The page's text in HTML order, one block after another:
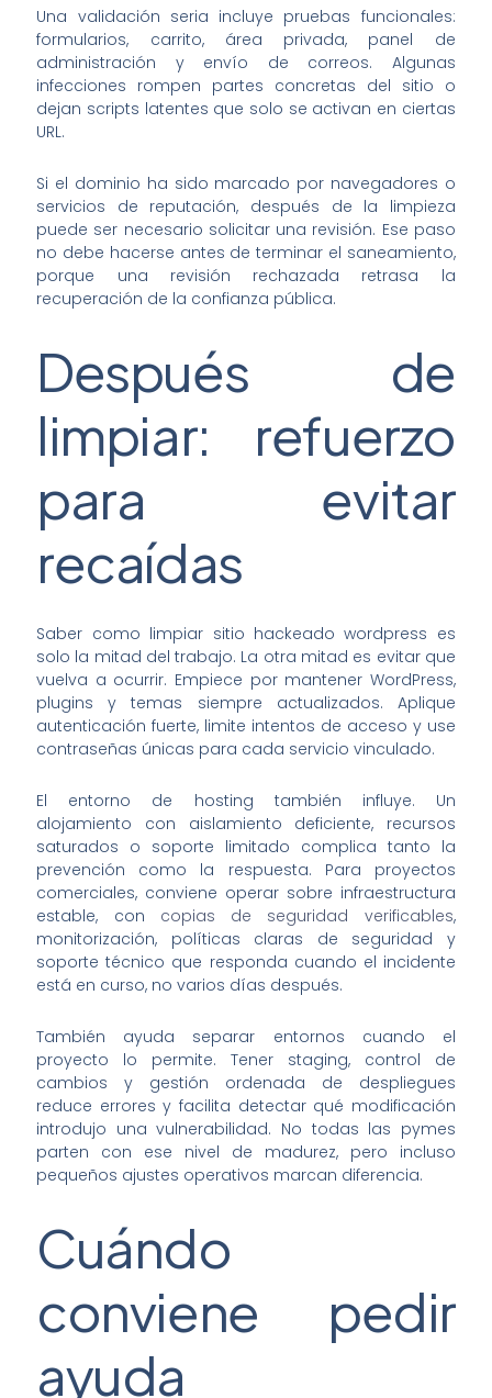
Una validación seria incluye pruebas funcionales:
formularios, carrito, área privada, panel de
administración y envío de correos. Algunas
infecciones rompen partes concretas del sitio o
dejan scripts latentes que solo se activan en ciertas
URL.
Si el dominio ha sido marcado por navegadores o
servicios de reputación, después de la limpieza
puede ser necesario solicitar una revisión. Ese paso
no debe hacerse antes de terminar el saneamiento,
porque una revisión rechazada retrasa la
recuperación de la confianza pública.
Después de
limpiar: refuerzo
para evitar
recaídas
Saber como limpiar sitio hackeado wordpress es
solo la mitad del trabajo. La otra mitad es evitar que
vuelva a ocurrir. Empiece por mantener WordPress,
plugins y temas siempre actualizados. Aplique
autenticación fuerte, limite intentos de acceso y use
contraseñas únicas para cada servicio vinculado.
El entorno de hosting también influye. Un
alojamiento con aislamiento deficiente, recursos
saturados o soporte limitado complica tanto la
prevención como la respuesta. Para proyectos
comerciales, conviene operar sobre infraestructura
estable, con copias de seguridad verificables,
monitorización, políticas claras de seguridad y
soporte técnico que responda cuando el incidente
está en curso, no varios días después.
También ayuda separar entornos cuando el
proyecto lo permite. Tener staging, control de
cambios y gestión ordenada de despliegues
reduce errores y facilita detectar qué modificación
introdujo una vulnerabilidad. No todas las pymes
parten con ese nivel de madurez, pero incluso
pequeños ajustes operativos marcan diferencia.
Cuándo
conviene pedir
ayuda